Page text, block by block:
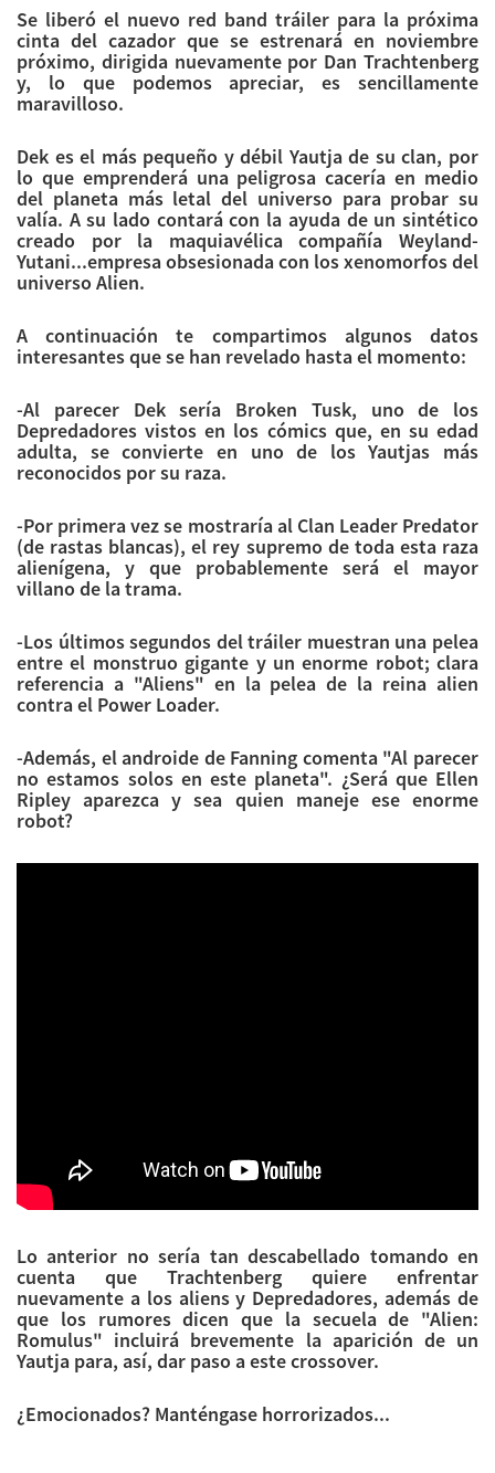
Se liberó el nuevo red band tráiler para la próxima
cinta del cazador que se estrenará en noviembre
próximo, dirigida nuevamente por Dan Trachtenberg
y, lo que podemos apreciar, es sencillamente
maravilloso.
Dek es el más pequeño y débil Yautja de su clan, por
lo que emprenderá una peligrosa cacería en medio
del planeta más letal del universo para probar su
valía. A su lado contará con la ayuda de un sintético
creado por la maquiavélica compañía Weyland-
Yutani...empresa obsesionada con los xenomorfos del
universo Alien.
A continuación te compartimos algunos datos
interesantes que se han revelado hasta el momento:
-Al parecer Dek sería Broken Tusk, uno de los
Depredadores vistos en los cómics que, en su edad
adulta, se convierte en uno de los Yautjas más
reconocidos por su raza.
-Por primera vez se mostraría al Clan Leader Predator
(de rastas blancas), el rey supremo de toda esta raza
alienígena, y que probablemente será el mayor
villano de la trama.
-Los últimos segundos del tráiler muestran una pelea
entre el monstruo gigante y un enorme robot; clara
referencia a "Aliens" en la pelea de la reina alien
contra el Power Loader.
-Además, el androide de Fanning comenta "Al parecer
no estamos solos en este planeta". ¿Será que Ellen
Ripley aparezca y sea quien maneje ese enorme
robot?
Lo anterior no sería tan descabellado tomando en
cuenta que Trachtenberg quiere enfrentar
nuevamente a los aliens y Depredadores, además de
que los rumores dicen que la secuela de "Alien:
Romulus" incluirá brevemente la aparición de un
Yautja para, así, dar paso a este crossover.
¿Emocionados? Manténgase horrorizados...